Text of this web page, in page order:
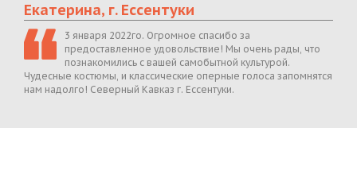
Екатерина, г. Ессентуки
3 января 2022го. Огромное спасибо за
предоставленное удовольствие! Мы очень рады, что
познакомились с вашей самобытной культурой.
Чудесные костюмы, и классические оперные голоса запомнятся
нам надолго! Северный Кавказ г. Ессентуки.